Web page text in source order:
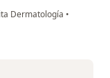
Dermatología •